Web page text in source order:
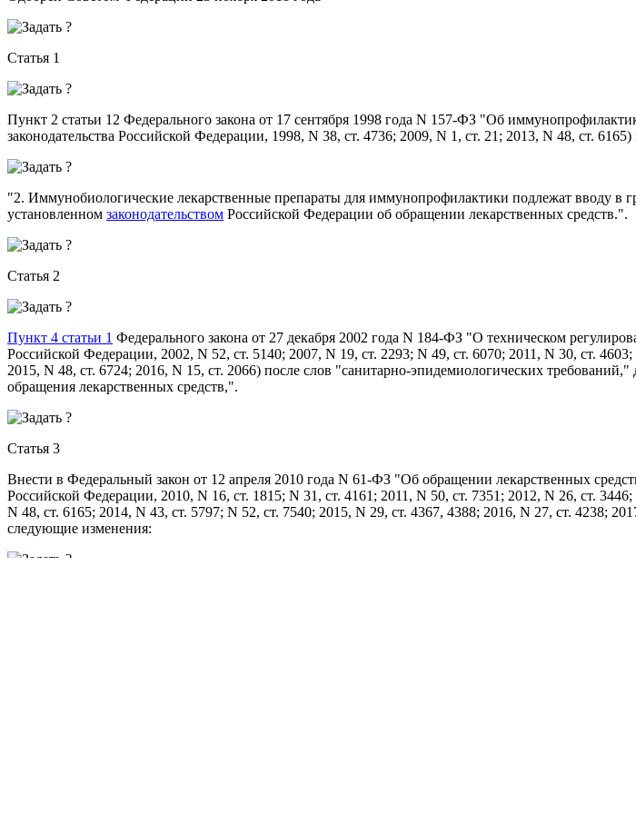
Статья 1
Пункт 2 статьи 12 Федерального закона от 17 сентября 1998 года N 157-ФЗ "Об
законодательства Российской Федерации, 1998, N 38, ст. 4736; 2009, N 1, ст. 21; 2013, N 48, ст.
"2. Иммунобиологические лекарственные препараты для иммунопрофилактики подлежат вводу в
установленном законодательством Российской Федерации об обращении лекарственных средств.".
Статья 2
Пункт 4 статьи 1 Федерального закона от 27 декабря 2002 года N 184-ФЗ "О техническом
Российской Федерации, 2002, N 52, ст. 5140; 2007, N 19, ст. 2293; N 49, ст. 6070; 2011, N 30, ст.
2015, N 48, ст. 6724; 2016, N 15, ст. 2066) после слов "санитарно-эпидемиологических
обращения лекарственных средств,".
Статья 3
Внести в Федеральный закон от 12 апреля 2010 года N 61-ФЗ "Об обращении лекарственных
Российской Федерации, 2010, N 16, ст. 1815; N 31, ст. 4161; 2011, N 50, ст. 7351; 2012, N 26, ст.
N 48, ст. 6165; 2014, N 43, ст. 5797; N 52, ст. 7540; 2015, N 29, ст. 4367, 4388; 2016, N 27, ст. 4238;
следующие изменения: